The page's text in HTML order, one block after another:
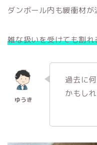
ダンボール内も緩衝材が
雑な扱いを受けても割
過去に
かもしれ